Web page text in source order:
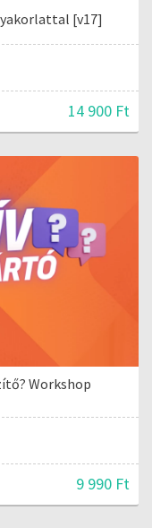
[v17]
14 900 Ft
Workshop
9 990 Ft